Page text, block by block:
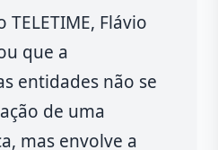
Flávio
que a
entidades não se
de uma
mas envolve a